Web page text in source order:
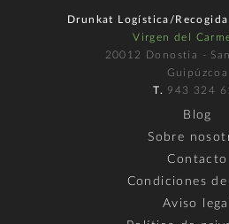
Drunkat Logística/
Virgen del
20012 Donostia -
Guipúzcoa
T. 943 324
Blog
Sobre
Contacto
Condiciones
Aviso legal